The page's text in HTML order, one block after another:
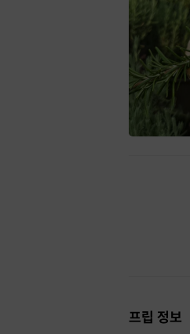
프립 정보